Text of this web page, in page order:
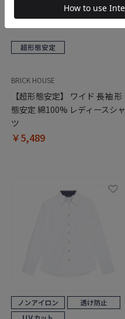
BRICK HOUSE
【超形態安定】 ワイド 長袖 形
態安定 綿100% レディースシャ
ツ
￥5,489